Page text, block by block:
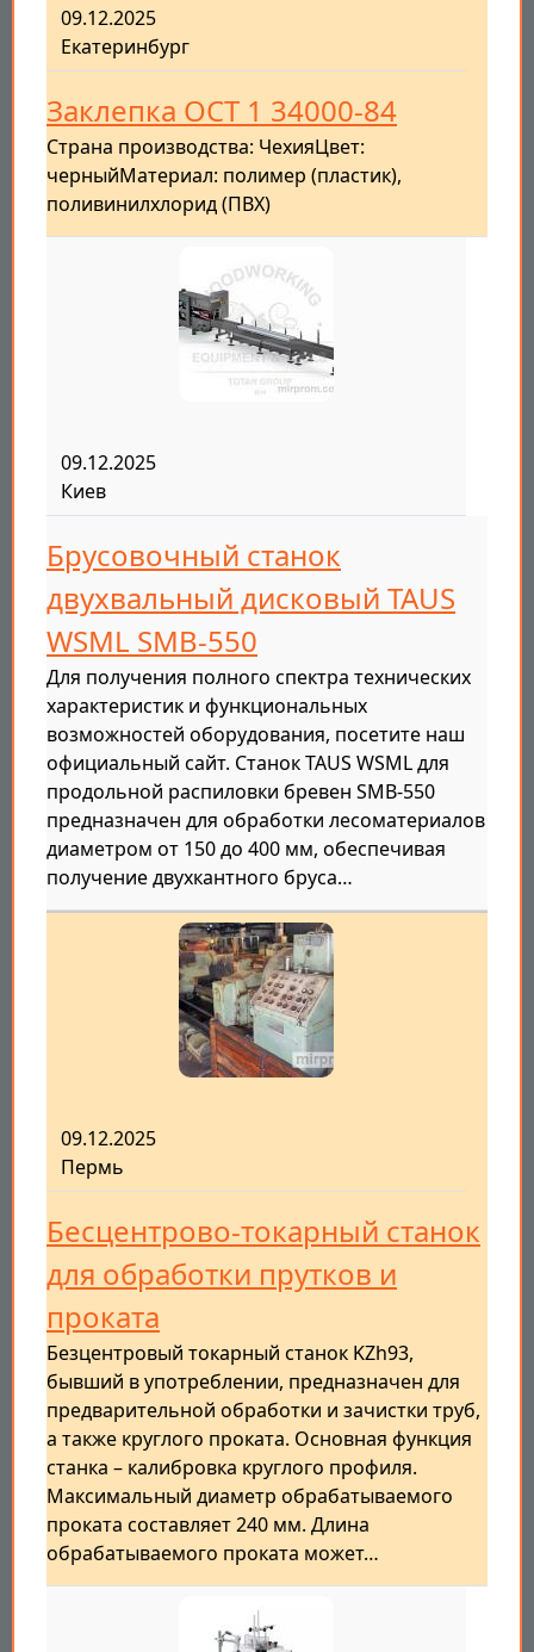
09.12.2025
Екатеринбург
Заклепка ОСТ 1 34000-84
Страна производства: ЧехияЦвет:
черныйМатериал: полимер (пластик),
поливинилхлорид (ПВХ)
09.12.2025
Киев
Брусовочный станок
двухвальный дисковый TAUS
WSML SMB-550
Для получения полного спектра технических
характеристик и функциональных
возможностей оборудования, посетите наш
официальный сайт. Станок TAUS WSML для
продольной распиловки бревен SMB-550
предназначен для обработки лесоматериалов
диаметром от 150 до 400 мм, обеспечивая
получение двухкантного бруса…
09.12.2025
Пермь
Бесцентрово-токарный станок
для обработки прутков и
проката
Безцентровый токарный станок KZh93,
бывший в употреблении, предназначен для
предварительной обработки и зачистки труб,
а также круглого проката. Основная функция
станка – калибровка круглого профиля.
Максимальный диаметр обрабатываемого
проката составляет 240 мм. Длина
обрабатываемого проката может…